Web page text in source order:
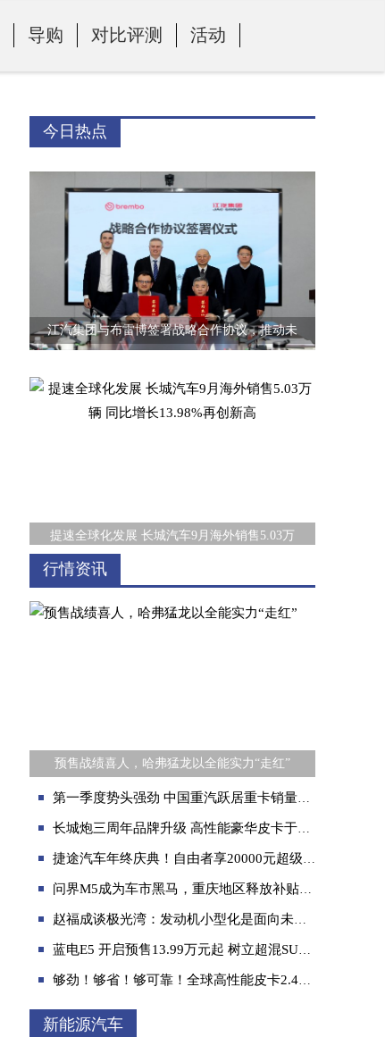
导购 对比评测 活动
今日热点
江汽集团与布雷博签署战略合作协议，推动未
提速全球化发展 长城汽车9月海外销售5.03万
合资品牌创富皮卡，江西五十铃经典瑞迈向梦
行情资讯
预售战绩喜人，哈弗猛龙以全能实力“走红”
第一季度势头强劲 中国重汽跃居重卡销量第一
长城炮三周年品牌升级 高性能豪华皮卡于成都车展亮相
捷途汽车年终庆典！自由者享20000元超级置换现金优惠
问界M5成为车市黑马，重庆地区释放补贴享超值价格！
赵福成谈极光湾：发动机小型化是面向未来的关键
蓝电E5 开启预售13.99万元起 树立超混SUV价值新标杆
够劲！够省！够可靠！全球高性能皮卡2.4T商用炮助力用户高效创富
新能源汽车